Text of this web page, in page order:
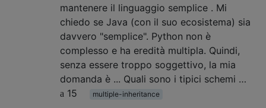
mantenere il linguaggio semplice . Mi
chiedo se Java (con il suo ecosistema) sia
davvero "semplice". Python non è
complesso e ha eredità multipla. Quindi,
senza essere troppo soggettivo, la mia
domanda è ... Quali sono i tipici schemi …
15
multiple-inheritance